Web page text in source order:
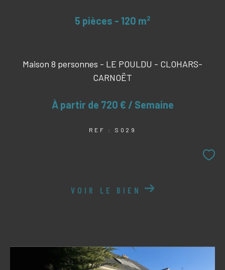
5 pièces - 120 m²
Maison 8 personnes - LE POULDU - CLOHARS-
CARNOËT
À partir de 720 € / Semaine
REF : S029
VOIR LE BIEN